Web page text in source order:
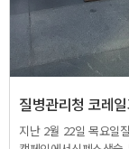
질병관리청 코레
지난 2월 22일 목요일